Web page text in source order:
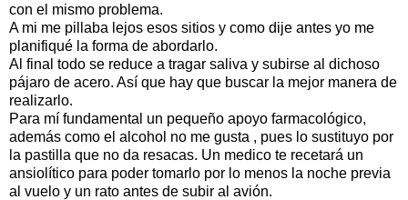
con el mismo problema.
A mi me pillaba lejos esos sitios y como dije antes yo me
planifiqué la forma de abordarlo.
Al final todo se reduce a tragar saliva y subirse al dichoso
pájaro de acero. Así que hay que buscar la mejor manera de
realizarlo.
Para mí fundamental un pequeño apoyo farmacológico,
además como el alcohol no me gusta , pues lo sustituyo por
la pastilla que no da resacas. Un medico te recetará un
ansiolítico para poder tomarlo por lo menos la noche previa
al vuelo y un rato antes de subir al avión.